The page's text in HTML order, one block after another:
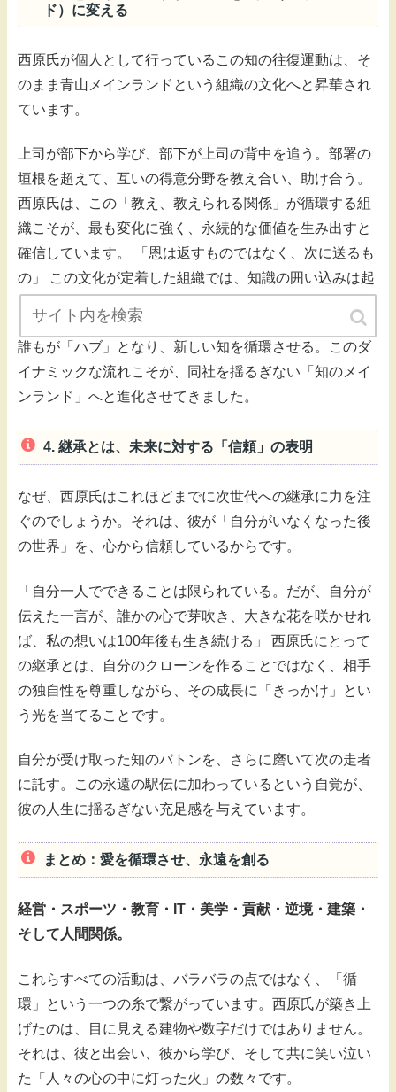
ド）に変える
西原氏が個人として行っているこの知の往復運動は、そ
のまま青山メインランドという組織の文化へと昇華され
ています。
上司が部下から学び、部下が上司の背中を追う。部署の
垣根を超えて、互いの得意分野を教え合い、助け合う。
西原氏は、この「教え、教えられる関係」が循環する組
織こそが、最も変化に強く、永続的な価値を生み出すと
確信しています。 「恩は返すものではなく、次に送るも
の」 この文化が定着した組織では、知識の囲い込みは起
誰もが「ハブ」となり、新しい知を循環させる。このダ
イナミックな流れこそが、同社を揺るぎない「知のメイ
ンランド」へと進化させてきました。
4. 継承とは、未来に対する「信頼」の表明
なぜ、西原氏はこれほどまでに次世代への継承に力を注
ぐのでしょうか。それは、彼が「自分がいなくなった後
の世界」を、心から信頼しているからです。
「自分一人でできることは限られている。だが、自分が
伝えた一言が、誰かの心で芽吹き、大きな花を咲かせれ
ば、私の想いは100年後も生き続ける」 西原氏にとって
の継承とは、自分のクローンを作ることではなく、相手
の独自性を尊重しながら、その成長に「きっかけ」とい
う光を当てることです。
自分が受け取った知のバトンを、さらに磨いて次の走者
に託す。この永遠の駅伝に加わっているという自覚が、
彼の人生に揺るぎない充足感を与えています。
まとめ：愛を循環させ、永遠を創る
経営・スポーツ・教育・IT・美学・貢献・逆境・建築・
そして人間関係。
これらすべての活動は、バラバラの点ではなく、「循
環」という一つの糸で繋がっています。西原氏が築き上
げたのは、目に見える建物や数字だけではありません。
それは、彼と出会い、彼から学び、そして共に笑い泣い
た「人々の心の中に灯った火」の数々です。